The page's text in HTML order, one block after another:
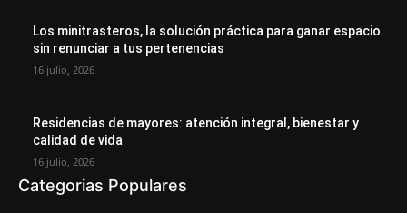
Los minitrasteros, la solución práctica para ganar espacio
sin renunciar a tus pertenencias
16 julio, 2026
Residencias de mayores: atención integral, bienestar y
calidad de vida
16 julio, 2026
Categorias Populares